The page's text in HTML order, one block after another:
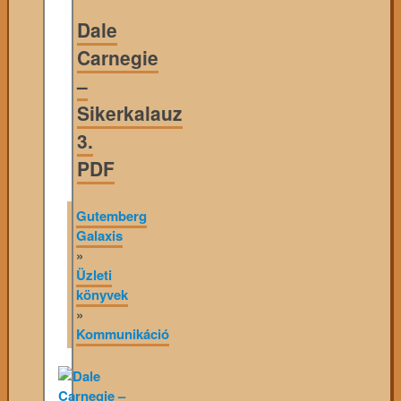
Dale
Carnegie
–
Sikerkalauz
3.
PDF
Gutemberg
Galaxis
»
Üzleti
könyvek
»
Kommunikáció